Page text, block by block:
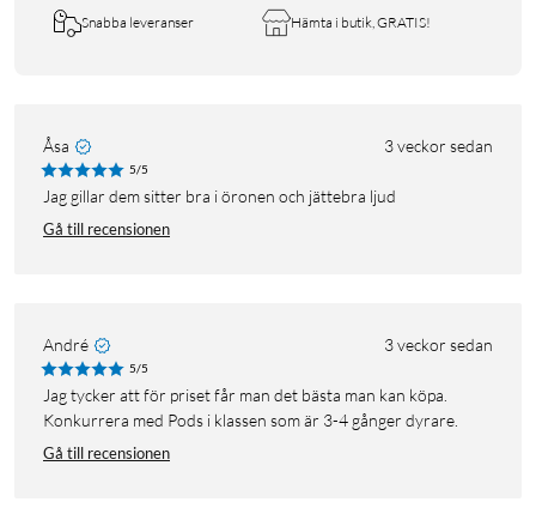
Snabba leveranser Hämta i butik, GRATIS!
Åsa 3 veckor sedan
5/5
Jag gillar dem sitter bra i öronen och jättebra ljud
Gå till recensionen
André 3 veckor sedan
5/5
Jag tycker att för priset får man det bästa man kan köpa.
Konkurrera med Pods i klassen som är 3-4 gånger dyrare.
Gå till recensionen